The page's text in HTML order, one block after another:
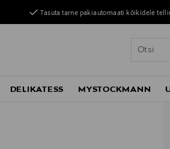
Tasuta tarne pakiautomaati kõikidele
DELIKATESS MYSTOCKMANN